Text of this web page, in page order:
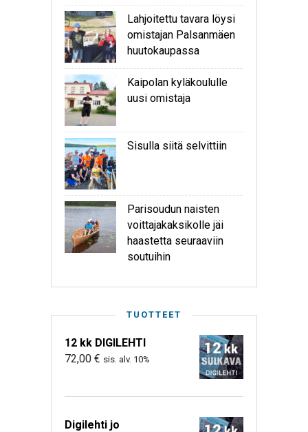
Lahjoitettu tavara löysi
omistajan Palsanmäen
huutokaupassa
Kaipolan kyläkoululle
uusi omistaja
Sisulla siitä selvittiin
Parisoudun naisten
voittajakaksikolle jäi
haastetta seuraaviin
soutuihin
TUOTTEET
12 kk DIGILEHTI
72,00 € sis. alv. 10%
Digilehti jo